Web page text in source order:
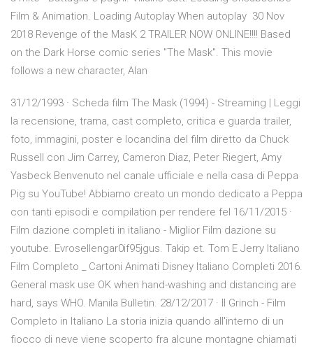
Film & Animation. Loading Autoplay When autoplay 30 Nov
2018 Revenge of the MasK 2 TRAILER NOW ONLINE!!!! Based
on the Dark Horse comic series "The Mask". This movie
follows a new character, Alan
31/12/1993 · Scheda film The Mask (1994) - Streaming | Leggi
la recensione, trama, cast completo, critica e guarda trailer,
foto, immagini, poster e locandina del film diretto da Chuck
Russell con Jim Carrey, Cameron Diaz, Peter Riegert, Amy
Yasbeck Benvenuto nel canale ufficiale e nella casa di Peppa
Pig su YouTube! Abbiamo creato un mondo dedicato a Peppa
con tanti episodi e compilation per rendere fel 16/11/2015 ·
Film dazione completi in italiano - Miglior Film dazione su
youtube. Evrosellengar0if95jgus. Takip et. Tom E Jerry Italiano
Film Completo _ Cartoni Animati Disney Italiano Completi 2016.
General mask use OK when hand-washing and distancing are
hard, says WHO. Manila Bulletin. 28/12/2017 · Il Grinch - Film
Completo in Italiano La storia inizia quando all'interno di un
fiocco di neve viene scoperto fra alcune montagne chiamati